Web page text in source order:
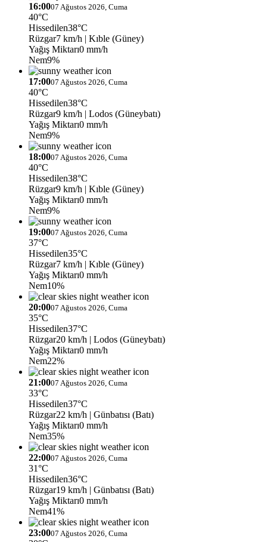
16:0007 Ağustos 2026, Cuma
40°C
Hissedilen38°C
Rüzgar7 km/h | Kıble (Güney)
Yağış Miktarı0 mm/h
Nem9%
17:0007 Ağustos 2026, Cuma
40°C
Hissedilen38°C
Rüzgar9 km/h | Lodos (Güneybatı)
Yağış Miktarı0 mm/h
Nem9%
18:0007 Ağustos 2026, Cuma
40°C
Hissedilen38°C
Rüzgar9 km/h | Kıble (Güney)
Yağış Miktarı0 mm/h
Nem9%
19:0007 Ağustos 2026, Cuma
37°C
Hissedilen35°C
Rüzgar7 km/h | Kıble (Güney)
Yağış Miktarı0 mm/h
Nem10%
20:0007 Ağustos 2026, Cuma
35°C
Hissedilen37°C
Rüzgar20 km/h | Lodos (Güneybatı)
Yağış Miktarı0 mm/h
Nem22%
21:0007 Ağustos 2026, Cuma
33°C
Hissedilen37°C
Rüzgar22 km/h | Günbatısı (Batı)
Yağış Miktarı0 mm/h
Nem35%
22:0007 Ağustos 2026, Cuma
31°C
Hissedilen36°C
Rüzgar19 km/h | Günbatısı (Batı)
Yağış Miktarı0 mm/h
Nem41%
23:0007 Ağustos 2026, Cuma